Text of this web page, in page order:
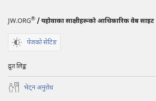
JW.ORG® / यहोवाका साक्षीहरूको आधिकारिक वेब साइट
पेजको सेटिङ
द्रुत लिङ्क
भेट्‌न अनुरोध